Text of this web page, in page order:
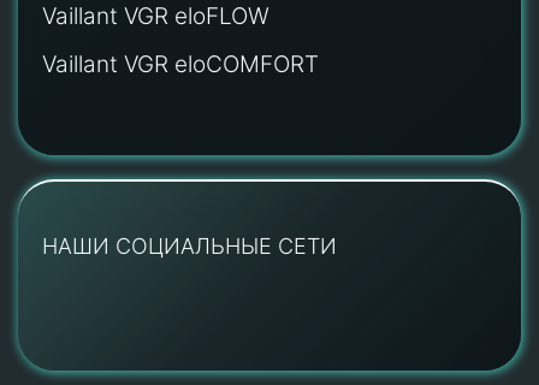
Vaillant VGR eloFLOW
Vaillant VGR eloCOMFORT
НАШИ СОЦИАЛЬНЫЕ СЕТИ